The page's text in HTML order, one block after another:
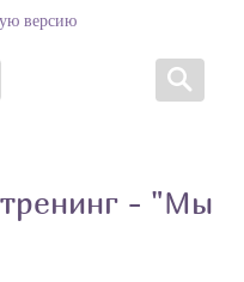
версию
- "Мы